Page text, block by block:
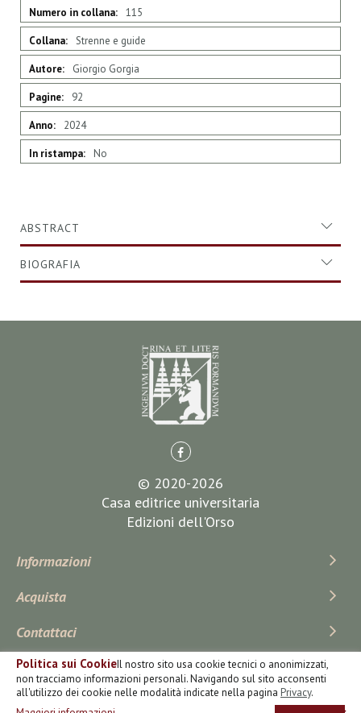
Politica sui CookieIl nostro sito usa cookie tecnici o anonimizzati,
non tracciamo informazioni personali. Navigando sul sito acconsenti
all'utilizzo dei cookie nelle modalità indicate nella pagina Privacy.
115
Strenne e guide
Giorgio Gorgia
92
2024
No
ABSTRACT
BIOGRAFIA
© 2020-2026
Casa editrice universitaria
Edizioni dell'Orso
Informazioni
Acquista
Contattaci
Iscriviti Alla Newsletter